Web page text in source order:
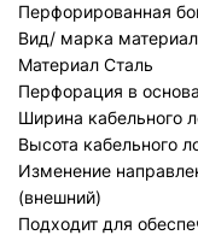
Перфорированная
Вид/ марка
Материал Сталь
Перфорация в
Ширина кабельного
Высота кабельного
Изменение
(внешний)
Подходит для